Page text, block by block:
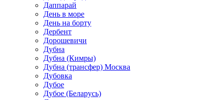
Даппарай
День в море
День на борту
Дербент
Дорошевичи
Дубна
Дубна (Кимры)
Дубна (трансфер) Москва
Дубовка
Дубое
Дубое (Беларусь)